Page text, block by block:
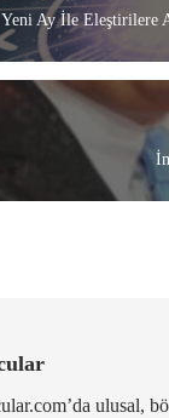
Ay İle Eleştirilere
ulusal,